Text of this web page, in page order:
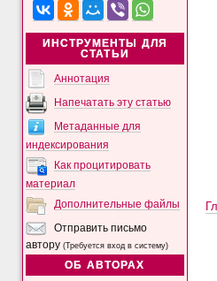
ИНСТРУМЕНТЫ ДЛЯ
СТАТЬИ
Аннотация
Напечатать эту статью
Метаданные для
индексирования
Как процитировать
материал
Дополнительные файлы
Отправить письмо
автору(Требуется вход в систему)
ОБ АВТОРАХ